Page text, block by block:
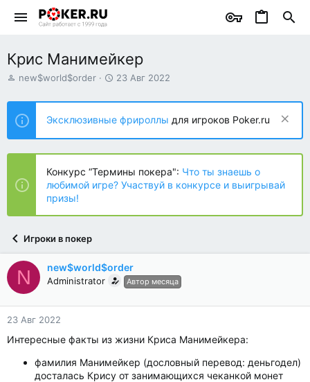
Крис Манимейкер
А
т
о
р
т
е
ы
new$world$order
Д
т
н
а
ч
л
а
23 Авг 2022
Эксклюзивные фрироллы для игроков Poker.ru
Конкурс “Термины покера": Что ты знаешь о
любимой игре? Участвуй в конкурсе и выигрывай
призы!
Игроки в покер
N new$world$order
Administrator Автор месяца
23 Авг 2022
Интересные факты из жизни Криса Манимейкера:
фамилия Манимейкер (дословный перевод: деньгодел)
досталась Крису от занимающихся чеканкой монет